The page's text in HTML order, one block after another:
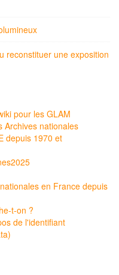
reconstituer une exposition
pour les GLAM
Archives nationales
depuis 1970 et
en France depuis
t-on ?
de l'identifiant